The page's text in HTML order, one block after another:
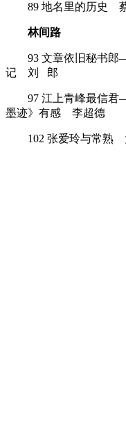
89 地名里的历史
林间路
93 文章依旧秘书
记
刘 郎
97 江上青峰最信
墨迹》有感
李超德
102 张爱玲与常熟